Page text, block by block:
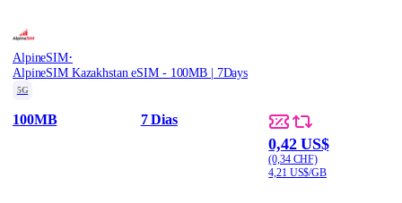
AlpineSIM·
AlpineSIM Kazakhstan eSIM - 100MB | 7Days
5G
100MB 7 Dias
0,42 US$
(0,34 CHF)
4,21 US$/GB